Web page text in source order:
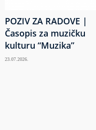
POZIV ZA RADOVE |
Časopis za muzičku
kulturu “Muzika”
23.07.2026.